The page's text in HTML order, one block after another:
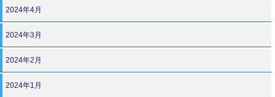
2024年4月
2024年3月
2024年2月
2024年1月